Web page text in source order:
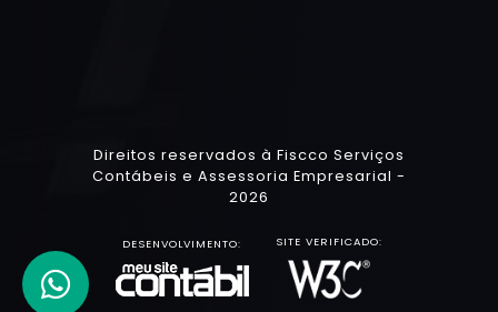
Direitos reservados à Fiscco Serviços
Contábeis e Assessoria Empresarial -
2026
DESENVOLVIMENTO: SITE VERIFICADO: